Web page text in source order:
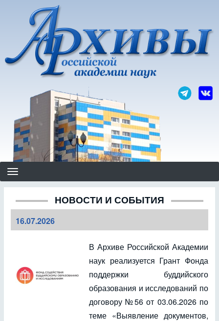
основному
содержанию
НОВОСТИ И СОБЫТИЯ
16.07.2026
В Архиве Российской Академии
наук реализуется Грант Фонда
поддержки буддийского
образования и исследований по
договору №56 от 03.06.2026 по
теме «Выявление документов,